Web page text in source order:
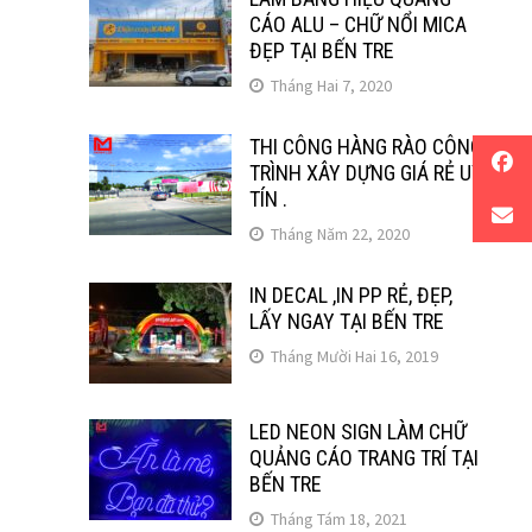
CÁO ALU – CHỮ NỔI MICA
ĐẸP TẠI BẾN TRE
Tháng Hai 7, 2020
THI CÔNG HÀNG RÀO CÔNG
TRÌNH XÂY DỰNG GIÁ RẺ UY
TÍN .
Tháng Năm 22, 2020
IN DECAL ,IN PP RẺ, ĐẸP,
LẤY NGAY TẠI BẾN TRE
Tháng Mười Hai 16, 2019
LED NEON SIGN LÀM CHỮ
QUẢNG CÁO TRANG TRÍ TẠI
BẾN TRE
Tháng Tám 18, 2021